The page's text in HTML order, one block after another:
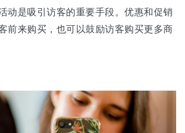
动是吸引访客的重要手段。优惠和促销
前来购买，也可以鼓励访客购买更多商